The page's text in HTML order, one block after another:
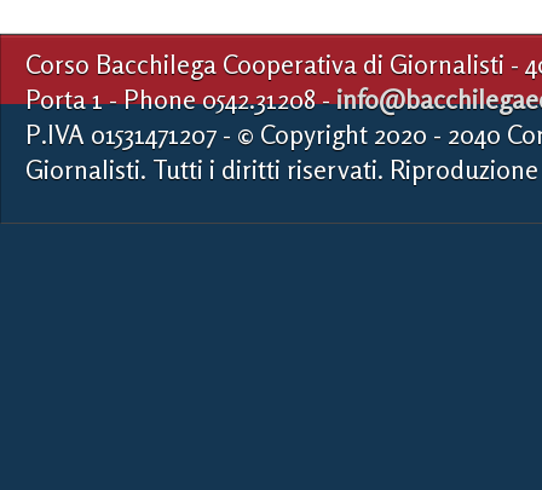
Corso Bacchilega Cooperativa di Giornalisti -
Porta 1 - Phone 0542.31208 -
P.IVA 01531471207 - © Copyright 2020 - 2040
Giornalisti. Tutti i diritti riservati.